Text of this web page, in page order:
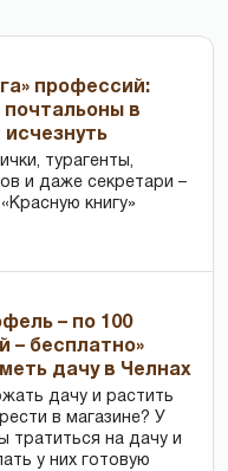
профессий:
почтальоны в
исчезнуть
тур­агенты,
и даже секретари –
книгу»
– по 100
– бесплатно»
дачу в Челнах
дачу и растить
в магазине? У
тратиться на дачу и
у них готовую